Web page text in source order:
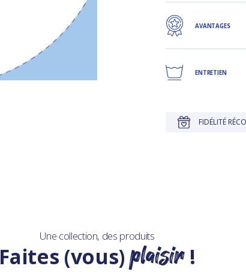
AVANTAGES
ENTRETIEN
FIDÉLITÉ RÉCOMPENSÉE
Une collection, des produits
Faites (vous)plaisir!